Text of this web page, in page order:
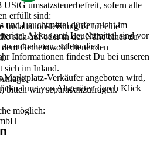
umsatzsteuerbefreit, sofern alle
erfüllt sind:
Installationsleistung ist für eine
sich auf oder in der Nähe eines zu
Gemeinwohl dienenden
sich im Inland.
bitten wir, separat anzufragen.
möglich:
und Leuchtmittel dürfen nicht im
Akkus und Leuchtmittel sind vor
entnehmen, sofern dies
Informationen findest Du bei unseren
Verkäufer angeboten wird,
von Altgeräten durch Klick